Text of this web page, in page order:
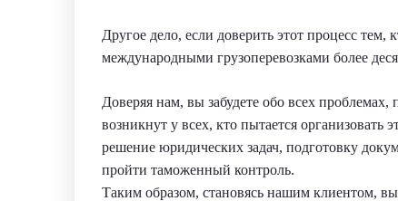
Другое дело, если доверить этот процесс
международными грузоперевозками более
Доверяя нам, вы забудете обо всех
возникнут у всех, кто пытается организовать
решение юридических задач, подготовку
пройти таможенный контроль.
Таким образом, становясь нашим клиентом,